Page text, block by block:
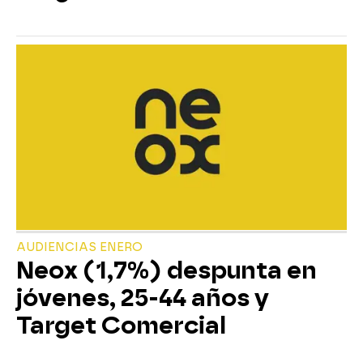
AUDIENCIAS ENERO
Neox (1,7%) despunta en
jóvenes, 25-44 años y
Target Comercial